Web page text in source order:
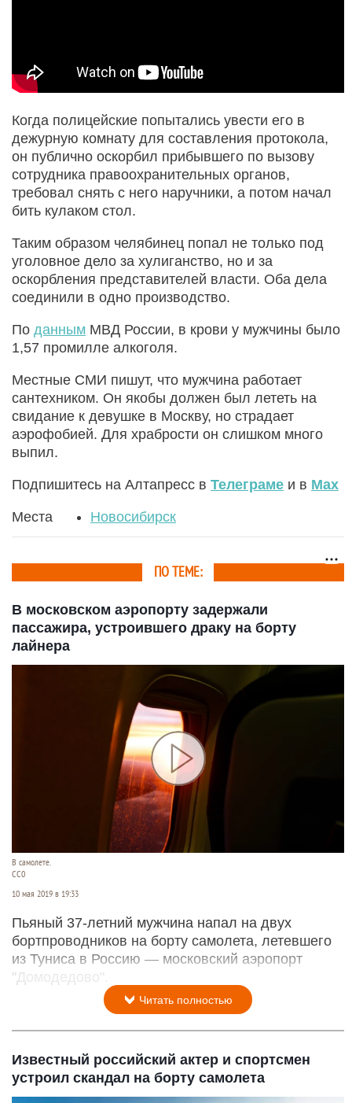
Когда полицейские попытались увести его в
дежурную комнату для составления протокола,
он публично оскорбил прибывшего по вызову
сотрудника правоохранительных органов,
требовал снять с него наручники, а потом начал
бить кулаком стол.
Таким образом челябинец попал не только под
уголовное дело за хулиганство, но и за
оскорбления представителей власти. Оба дела
соединили в одно производство.
По данным МВД России, в крови у мужчины было
1,57 промилле алкоголя.
Местные СМИ пишут, что мужчина работает
сантехником. Он якобы должен был лететь на
свидание к девушке в Москву, но страдает
аэрофобией. Для храбрости он слишком много
выпил.
Подпишитесь на Алтапресс в Телеграме и в Max
Места Новосибирск
ПО ТЕМЕ:
В московском аэропорту задержали
пассажира, устроившего драку на борту
лайнера
В самолете.
СС0
10 мая 2019 в 19:33
Пьяный 37-летний мужчина напал на двух
бортпроводников на борту самолета, летевшего
из Туниса в Россию — московский аэропорт
"Домодедово".
Читать полностью
Известный российский актер и спортсмен
устроил скандал на борту самолета